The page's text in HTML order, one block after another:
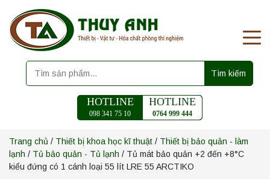
Tìm kiếm
HOTLINE
098 341 75 10
HOTLINE
0764 999 444
Trang chủ / Thiết bị khoa học kĩ thuật / Thiết bị bảo quản - làm
lạnh / Tủ bảo quản - Tủ lạnh / Tủ mát bảo quản +2 đến +8°C
kiểu đứng có 1 cánh loại 55 lít LRE 55 ARCTIKO